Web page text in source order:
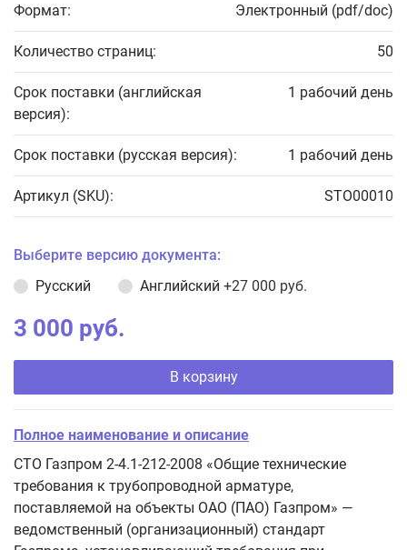
Формат: Электронный (pdf/doc)
Количество страниц: 50
Срок поставки (английская
версия):
1 рабочий день
Срок поставки (русская версия): 1 рабочий день
Артикул (SKU): STO00010
Выберите версию документа:
Русский
Английский +27 000 руб.
3 000 руб.
В корзину
Полное наименование и описание
СТО Газпром 2-4.1-212-2008 «Общие технические
требования к трубопроводной арматуре,
поставляемой на объекты ОАО (ПАО) Газпром» —
ведомственный (организационный) стандарт